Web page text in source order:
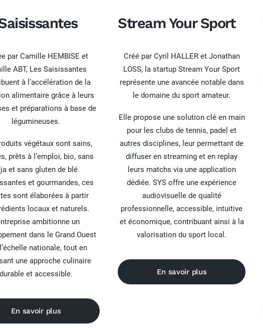
par Camille HEMBISE et
ABT, Les Saisissantes
à l’accélération de la
alimentaire grâce à leurs
et préparations à base de
légumineuses.
végétaux sont sains,
prêts à l’emploi, bio, sans
et sans gluten de blé.
et gourmandes, ces
sont élaborées à partir
locaux et naturels.
ambitionne un
dans le Grand Ouest
nationale, tout en
une approche culinaire
durable et accessible.
En savoir plus
Stream Your Sport
Créé par Cyril HALLER et Jonathan
LOSS, la startup Stream Your Sport
représente une avancée notable dans
le domaine du sport amateur.
Elle propose une solution clé en main
pour les clubs de tennis, padel et
autres disciplines, leur permettant de
diffuser en streaming et en replay
leurs matchs via une application
dédiée. SYS offre une expérience
audiovisuelle de qualité
professionnelle, accessible, intuitive
et économique, contribuant ainsi à la
valorisation du sport local.
En savoir plus